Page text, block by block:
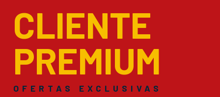
CLIENTE
PREMIUM
OFERTAS EXCLUSIVAS